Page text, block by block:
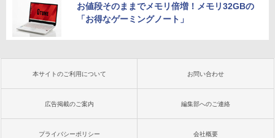
お値段そのままでメモリ倍増！メモリ32GBの
「お得なゲーミングノート」
本サイトのご利用について お問い合わせ
広告掲載のご案内 編集部へのご連絡
プライバシーポリシー 会社概要